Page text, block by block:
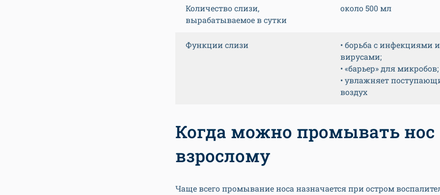
Количество слизи,
вырабатываемое в сутки
около 500 мл
Функции слизи
• борьба с инфекциями и
вирусами;
• «барьер» для микробов;
• увлажняет
воздух
Когда можно промывать нос
взрослому
Чаще всего промывание носа назначается при остром